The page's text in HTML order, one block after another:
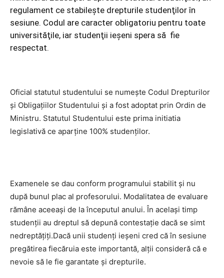
regulament ce stabileşte drepturile studenţilor în
sesiune. Codul are caracter obligatoriu pentru toate
universităţile, iar studenţii ieşeni spera să fie
respectat.
Oficial statutul studentului se numeşte Codul Drepturilor
şi Obligaţiilor Studentului şi a fost adoptat prin Ordin de
Ministru. Statutul Studentului este prima initiatia
legislativă ce aparţine 100% studenţilor.
Examenele se dau conform programului stabilit şi nu
după bunul plac al profesorului. Modalitatea de evaluare
rămâne aceeaşi de la începutul anului. În acelaşi timp
studenţii au dreptul să depună contestaţie dacă se simt
nedreptăţiţi.Dacă unii studenţi ieşeni cred că în sesiune
pregătirea fiecăruia este importantă, alţii consideră că e
nevoie să le fie garantate şi drepturile.